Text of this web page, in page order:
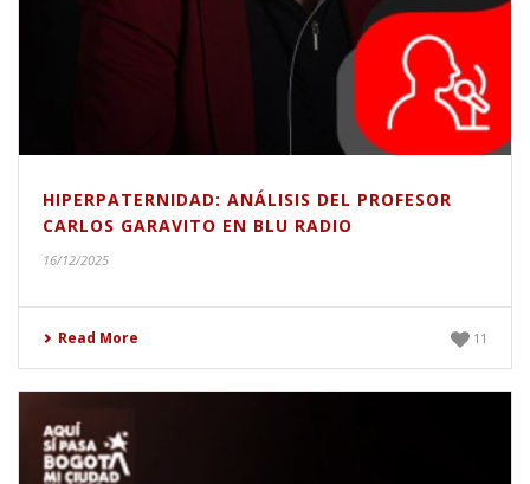
HIPERPATERNIDAD: ANÁLISIS DEL PROFESOR
CARLOS GARAVITO EN BLU RADIO
16/12/2025
Read More 11